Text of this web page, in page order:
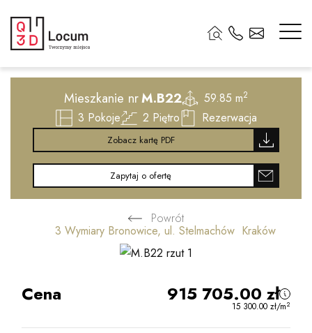
Mieszkanie nrM.B22 59.85 m2
3 Pokoje 2 Piętro Rezerwacja
Zobacz kartę PDF
Zapytaj o ofertę
Powrót
3 Wymiary Bronowice, ul. Stelmachów Kraków
Cena 915 705.00 zł
15 300.00 zł/m2
2